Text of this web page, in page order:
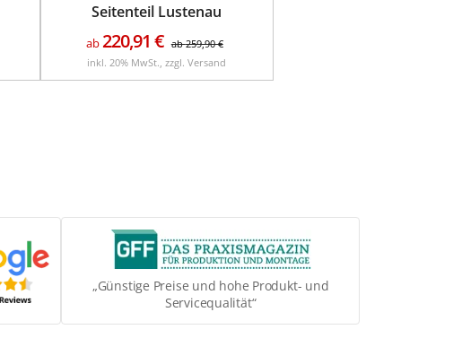
Seitenteil Lustenau
ab220,91 € ab259,90€
inkl. 20% MwSt., zzgl. Versand
„Günstige Preise und hohe Produkt- und
Servicequalität“